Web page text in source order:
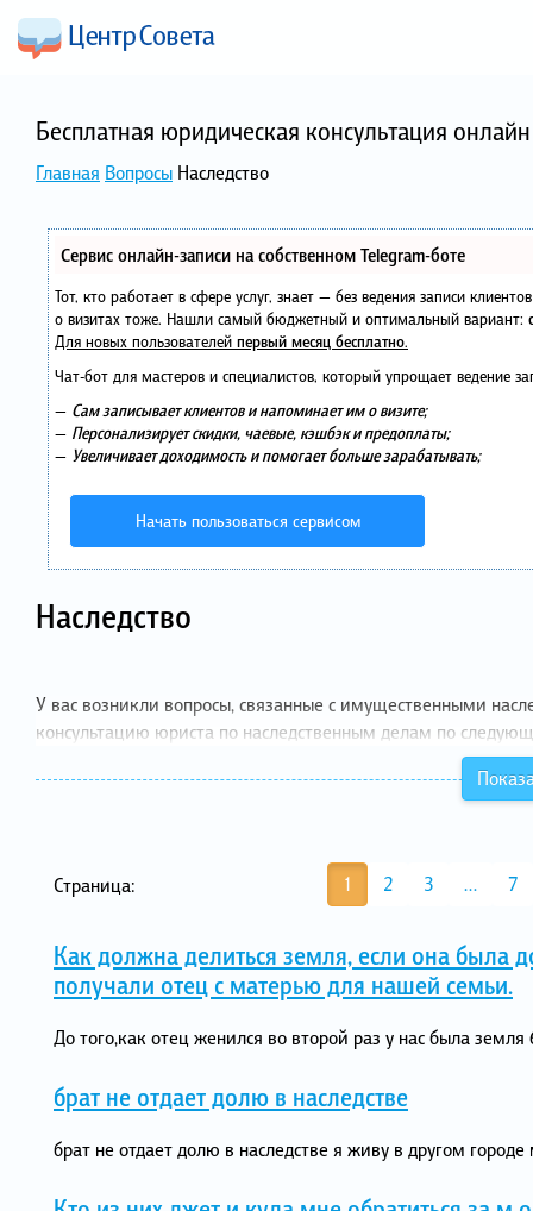
Бесплатная юридическая консультация
Главная Вопросы Наследство
Сервис онлайн-записи на собственном Telegram-боте
Тот, кто работает в сфере услуг, знает — без ведения записи
о визитах тоже. Нашли самый бюджетный и оптимальный вариант:
Для новых пользователей первый месяц бесплатно.
Чат-бот для мастеров и специалистов, который упрощает ведение
— Сам записывает клиентов и напоминает им о визите;
— Персонализирует скидки, чаевые, кэшбэк и предоплаты;
— Увеличивает доходимость и помогает больше зарабатывать;
Начать пользоваться сервисом
Наследство
У вас возникли вопросы, связанные с имущественными
консультацию юриста по наследственным делам по
Страница: 1 2 3 … 7
Как должна делиться земля, если она была
получали отец с матерью для нашей семьи.
До того,как отец женился во второй раз у нас была
брат не отдает долю в наследстве
брат не отдает долю в наследстве я живу в другом